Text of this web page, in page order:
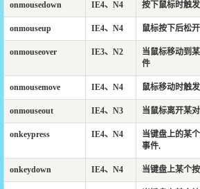
onmousedown IE4、N4 按下鼠标时触
onmouseup IE4、N4 鼠标按下后松
onmouseover IE3、N2
当鼠标移动到
件
onmousemove IE4、N4 鼠标移动时触
onmouseout IE4、N3 当鼠标离开某
onkeypress IE4、N4
当键盘上的某
事件.
onkeydown IE4、N4 当键盘上某个